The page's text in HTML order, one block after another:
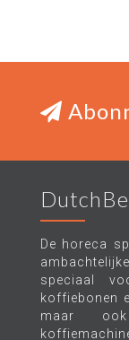
De horeca
speciaal
koffiebonen
maar